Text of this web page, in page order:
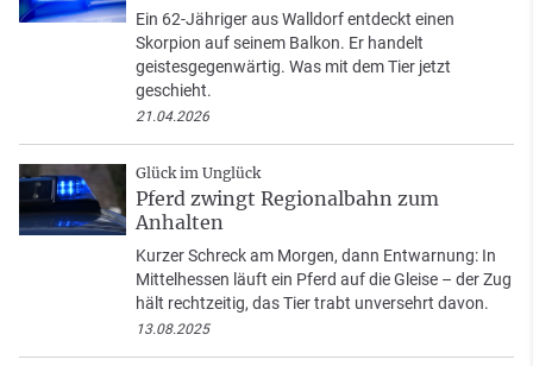
Ein 62-Jähriger aus Walldorf entdeckt einen
Skorpion auf seinem Balkon. Er handelt
geistesgegenwärtig. Was mit dem Tier jetzt
geschieht.
21.04.2026
Glück im Unglück
Pferd zwingt Regionalbahn zum
Anhalten
Kurzer Schreck am Morgen, dann Entwarnung: In
Mittelhessen läuft ein Pferd auf die Gleise – der Zug
hält rechtzeitig, das Tier trabt unversehrt davon.
13.08.2025